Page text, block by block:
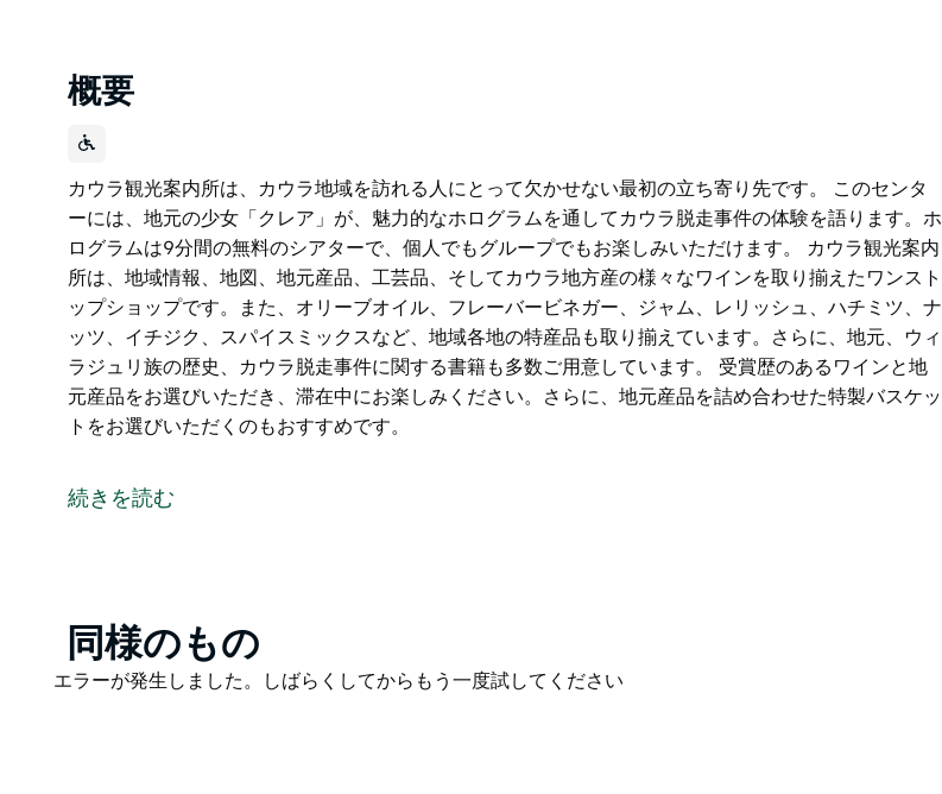
概要
カウラ観光案内所は、カウラ地域を訪れる人にとって欠かせない最初の立ち寄り先です。 このセンタ
ーには、地元の少女「クレア」が、魅力的なホログラムを通してカウラ脱走事件の体験を語ります。ホ
ログラムは9分間の無料のシアターで、個人でもグループでもお楽しみいただけます。 カウラ観光案内
所は、地域情報、地図、地元産品、工芸品、そしてカウラ地方産の様々なワインを取り揃えたワンスト
ップショップです。また、オリーブオイル、フレーバービネガー、ジャム、レリッシュ、ハチミツ、ナ
ッツ、イチジク、スパイスミックスなど、地域各地の特産品も取り揃えています。さらに、地元、ウィ
ラジュリ族の歴史、カウラ脱走事件に関する書籍も多数ご用意しています。 受賞歴のあるワインと地
元産品をお選びいただき、滞在中にお楽しみください。さらに、地元産品を詰め合わせた特製バスケッ
トをお選びいただくのもおすすめです。
このセンターには、地元の少女「クレア」が、魅力的なホログラムを通してカウラ脱走事件の体験を語
ュ、ハチミツ、ナッツ、イチジク、スパイスミックスなど、地域各地の特産品も取り揃えています。さ
らに、地元、ウィラジュリ族の歴史、カウラ脱走事件に関する書籍も多数ご用意しています。
続きを読む
Product
List
同様のもの
Product
エラーが発生しました。しばらくしてからもう一度試してください